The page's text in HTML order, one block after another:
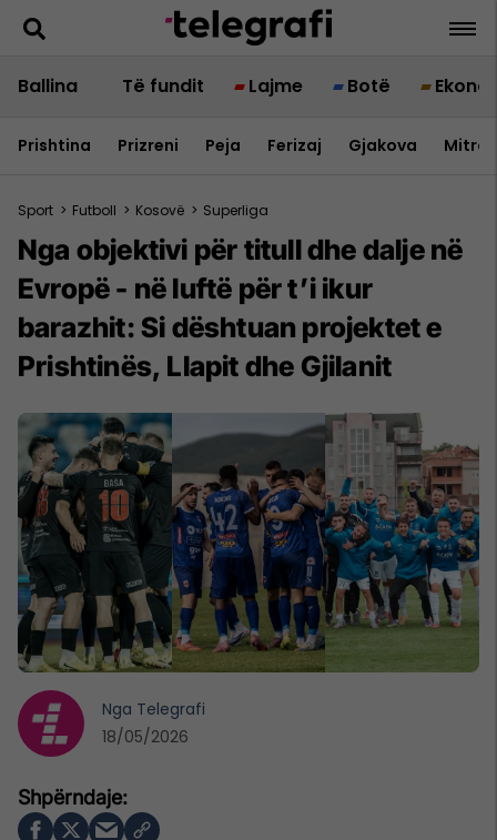
Ballina Të fundit Lajme Botë
Prishtina Prizreni Peja Ferizaj Gjakova
Sport > Futboll > Kosovë > Superliga
Nga objektivi për titull dhe dalje në
Evropë - në luftë për t’i ikur
barazhit: Si dështuan projektet e
Prishtinës, Llapit dhe Gjilanit
Nga Telegrafi
18/05/2026